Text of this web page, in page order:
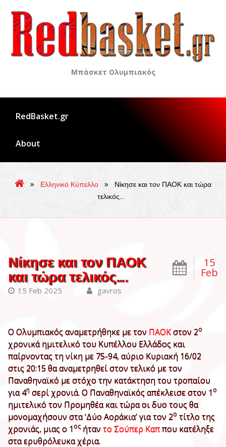
content
Μπάσκετ Ολυμπιακός
RedBasket.gr
About
» Ελληνικό Κύπελλο »
Νίκησε και τον ΠΑΟΚ και τώρα
τελικός….
15
Feb
Νίκησε και τον ΠΑΟΚ
και τώρα τελικός….
15 Feb 2025 gavros
Ο Ολυμπιακός αναμετρήθηκε με τον ΠΑΟΚστον 2ο
χρονικά ημιτελικό του Κυπέλλου Ελλάδος και
παίρνοντας τη νίκη με 75-94, αύριο Κυριακή 16/02
στις 20:15 θα αναμετρηθεί στον τελικό με τον
Παναθηναϊκό με στόχο την κατάκτηση του τροπαίου
για 4η σερί χρονιά. Ο Παναθηναϊκός απέκλεισε στον 1ο
ημιτελικό τον Προμηθέα και τώρα οι δυο τους θα
μονομαχήσουν στα ‘Δύο Αοράκια’ για τον 2ο τίτλο της
χρονιάς, μιας ο 1οςήταν το Σούπερ Καππου κατέληξε
στα ερυθρόλευκα χέρια.